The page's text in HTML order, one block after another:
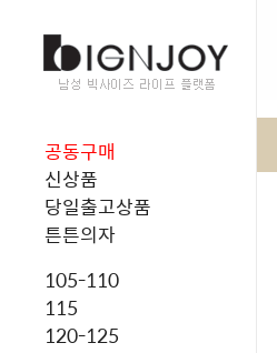
공동구매
신상품
당일출고상품
튼튼의자
105-110
115
120-125